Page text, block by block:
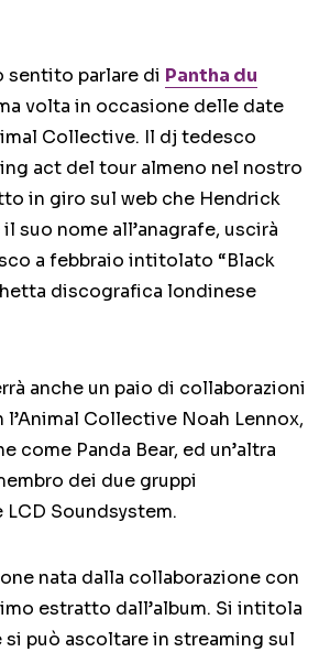
sentito parlare di Pantha du
volta in occasione delle date
Collective. Il dj tedesco
act del tour almeno nel nostro
in giro sul web che Hendrick
suo nome all’anagrafe, uscirà
a febbraio intitolato “Black
discografica londinese
anche un paio di collaborazioni
l’Animal Collective Noah Lennox,
come Panda Bear, ed un’altra
dei due gruppi
LCD Soundsystem.
nata dalla collaborazione con
estratto dall’album. Si intitola
può ascoltare in streaming sul